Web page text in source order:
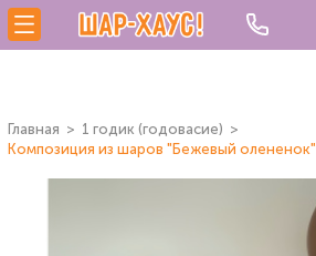
Главная
1 годик (годовасие)
Композиция из шаров "Бежевый олененок"